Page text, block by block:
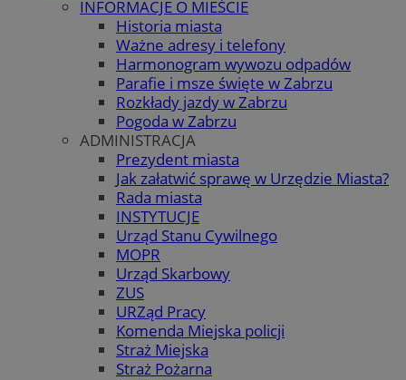
INFORMACJE O MIEŚCIE
Historia miasta
Ważne adresy i telefony
Harmonogram wywozu odpadów
Parafie i msze święte w Zabrzu
Rozkłady jazdy w Zabrzu
Pogoda w Zabrzu
ADMINISTRACJA
Prezydent miasta
Jak załatwić sprawę w Urzędzie Miasta?
Rada miasta
INSTYTUCJE
Urząd Stanu Cywilnego
MOPR
Urząd Skarbowy
ZUS
URZąd Pracy
Komenda Miejska policji
Straż Miejska
Straż Pożarna